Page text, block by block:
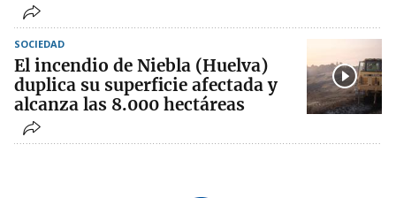
SOCIEDAD
El incendio de Niebla (Huelva)
duplica su superficie afectada y
alcanza las 8.000 hectáreas